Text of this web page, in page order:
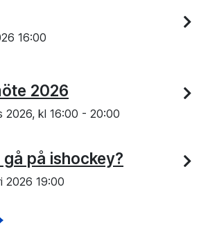
16:00
2026
2026, kl 16:00 - 20:00
på ishockey?
2026 19:00